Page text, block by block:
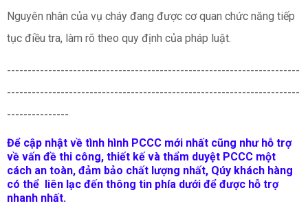
‎Nguyên nhân của vụ cháy đang được cơ quan chức năng tiếp
tục điều tra, làm rõ theo quy định của pháp luật.
-----------------------------------------------------------------------
-----------------------------------------------------------------------
---------------
Để cập nhật về tình hình PCCC mới nhất cũng như hỗ trợ
về vấn đề thi công, thiết kế và thẩm duyệt PCCC một
cách an toàn, đảm bảo chất lượng nhất, Qúy khách hàng
có thể liên lạc đến thông tin phía dưới để được hỗ trợ
nhanh nhất.